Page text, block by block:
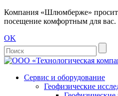
Компания «Шлюмберже» просит
посещение комфортным для
OK
Сервис и оборудование
Геофизические